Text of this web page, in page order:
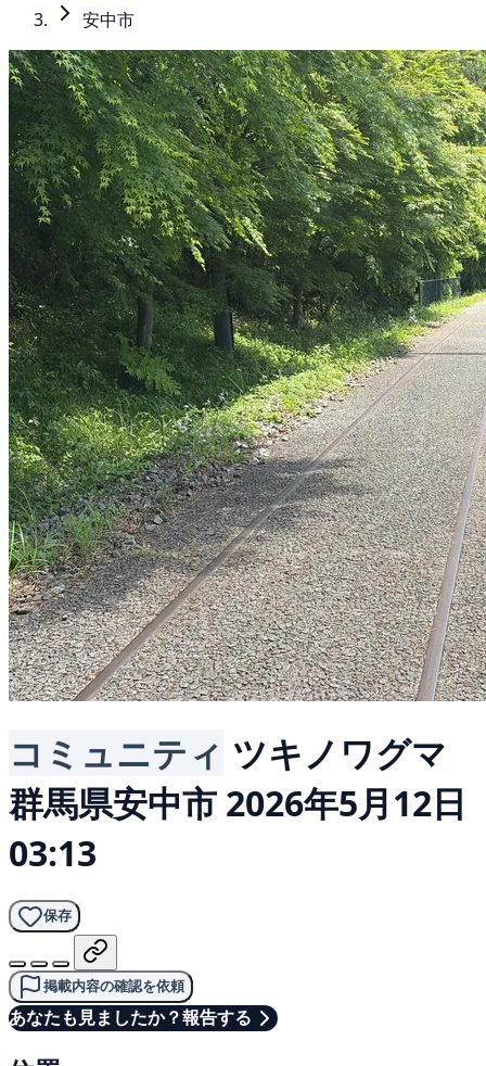
安中市
コミュニティ ツキノワグマ
群馬県安中市 2026年5月12日
03:13
保存
掲載内容の確認を依頼
あなたも見ましたか？報告する